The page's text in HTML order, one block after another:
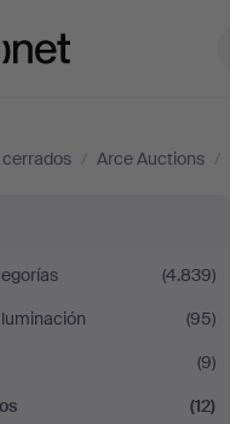
cerrados / Arce Auctions /
(4.839)
(95)
(9)
(12)